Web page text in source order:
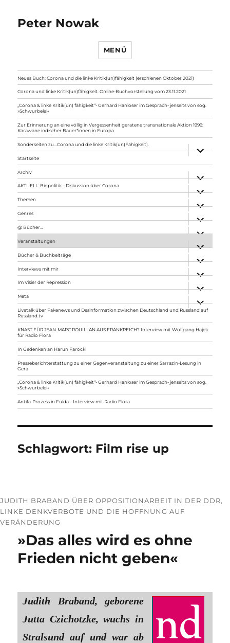
Peter Nowak
MENÜ
Neues Buch: Corona und die linke Kritik(un)fähigkeit (erschienen Oktober 2021)
Corona und linke Kritik(un)fähigkeit. Online-Buchvorstellung vom 23.11.2021
„Corona & linke Kritik(un) fähigkeit“- Gerhard Hanloser im Gespräch- jenseits von sog.
»Schwurbelei«
Zur Erinnerung an eine völlig in Vergessenheit geratene transnationale Aktion 1999:
Karawane indischer Bauer*innen in Europa
Sonderseiten zu…Corona und die linke Kritik(un)Fähigkeit).
anzeigen
Startseite
Archiv
anzeigen
AKTUELL: Biopolitik – Diskussion über Corona
anzeigen
Themen
anzeigen
Genres
anzeigen
@ Bücher…
Veranstaltungen
anzeigen
Bücher & Buchbeiträge
anzeigen
Interviews mit mir
anzeigen
Im Visier der Repression
anzeigen
Meta
anzeigen
Livetalk über Fakenews und Desinformation zwischen Deutschland und Russland auf
Russland.tv
KNAST FÜR JEAN-MARC ROUILLAN AUS FRANKREICH? Interview mit Wolfgang Hajek
für Radio Flora
In Gedenken an Harun Farocki
Presseberichterstattung zu einer Gegenveranstaltung zu einer Sarrazin-Lesung in
Gera
„Corona & linke Kritik(un) fähigkeit“- Gerhard Hanloser im Gespräch- jenseits von sog.
»Schwurbelei«
Antifa-Prozess in Fulda – Interview mit Radio Flora
Schlagwort: Film rise up
JUDITH BRABAND ÜBER OPPOSITIONARBEIT IN DER DDR,
LINKE DENKVERBOTE UND DIE HOFFNUNG AUF
VERÄNDERUNG
»Das alles wird es ohne
Frieden nicht geben«
Judith Braband, geborene
Jutta Czichotzke, wuchs in
Stralsund auf und war ab